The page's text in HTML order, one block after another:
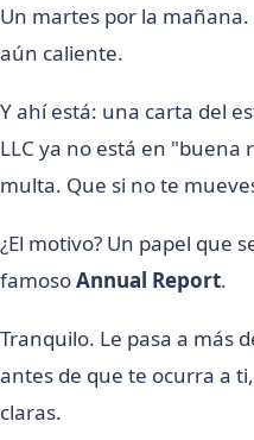
Un martes por la
aún caliente.
Y ahí está: una carta del
LLC ya no está en
multa. Que si no te
¿El motivo? Un papel que
famosoAnnual Report.
Tranquilo. Le pasa a más
antes de que te ocurra a
claras.